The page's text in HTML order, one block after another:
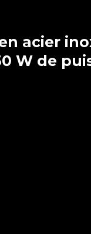
W de